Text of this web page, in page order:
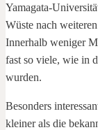
Yamagata-
Wüste nach
Innerhalb weniger
fast so viele, wie in
wurden.
Besonders
kleiner als die